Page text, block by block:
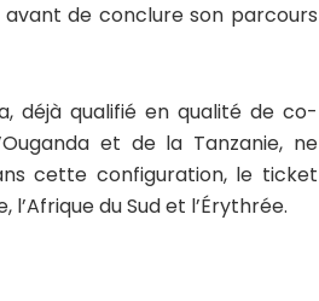
avant de conclure son parcours
déjà qualifié en qualité de co-
et de la Tanzanie, ne
cette configuration, le ticket
du Sud et l’Érythrée.